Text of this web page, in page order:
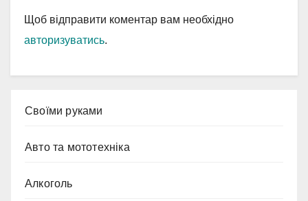
Щоб відправити коментар вам необхідно
авторизуватись.
Cвоїми руками
Авто та мототехніка
Алкоголь